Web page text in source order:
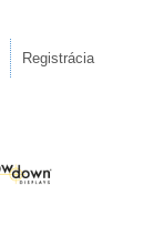
Registrácia